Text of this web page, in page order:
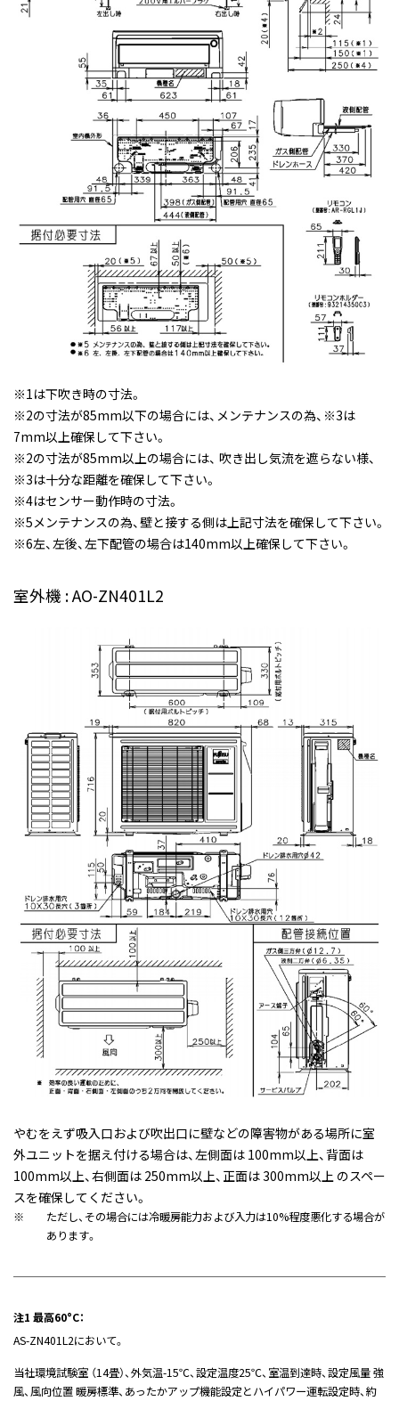
※1は下吹き時の寸法。
※2の寸法が85mm以下の場合には、メンテナンスの為、※3は
7mm以上確保して下さい。
※2の寸法が85mm以上の場合には、 吹き出し気流を遮らない様、
※3は十分な距離を確保して下さい。
※4はセンサー動作時の寸法。
※5メンテナンスの為、壁と接する側は上記寸法を確保して下さい。
※6左、左後、左下配管の場合は140mm以上確保して下さい。
室外機 : AO-ZN401L2
やむをえず吸入口および吹出口に壁などの障害物がある場所に室
外ユニットを据え付ける場合は、左側面は 100mm以上、背面は
100mm以上、右側面は 250mm以上、正面は 300mm以上 のスペー
スを確保してください。
※
ただし、その場合には冷暖房能力および入力は10%程度悪化する場合が
あります。
注1 最高60°C：
AS-ZN401L2において。
当社環境試験室 （14畳）、外気温-15℃、設定温度25℃、室温到達時、設定風量 強
風、風向位置 暖房標準、あったかアップ機能設定とハイパワー運転設定時、約